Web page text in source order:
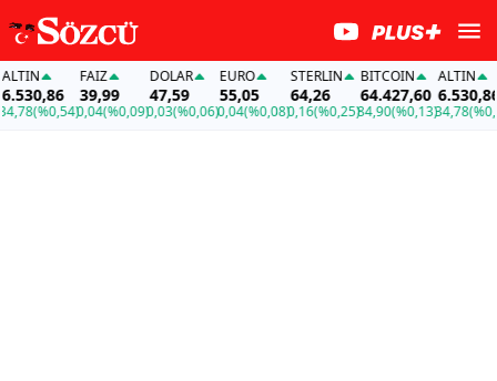
(%0,54)
FAİZ
39,99
0,04(%0,09)
DOLAR
47,59
0,03(%0,06)
EURO
55,05
0,04(%0,08)
STERLIN
64,26
0,16(%0,25)
BITCOIN
64.427,60
84,90(%0,13)
ALTIN
6.530,86
34,78(%0,54)